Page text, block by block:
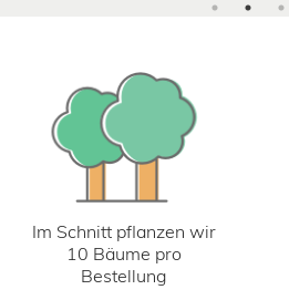
Im Schnitt pflanzen wir
10 Bäume pro
Bestellung